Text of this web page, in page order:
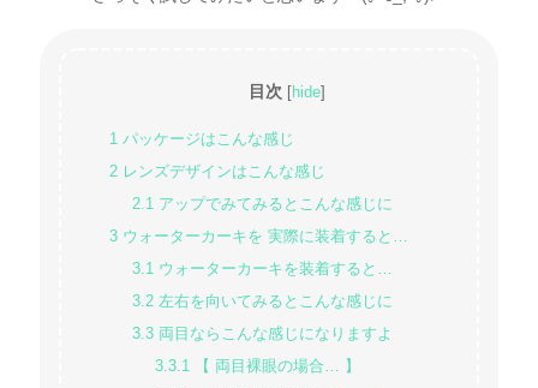
目次 hide
1 パッケージはこんな感じ
2 レンズデザインはこんな感じ
2.1 アップでみてみるとこんな感じに
3 ウォーターカーキを 実際に装着すると…
3.1 ウォーターカーキを装着すると…
3.2左右を向いてみるとこんな感じに
3.3両目ならこんな感じになりますよ
3.3.1
【 両目裸眼の場合… 】